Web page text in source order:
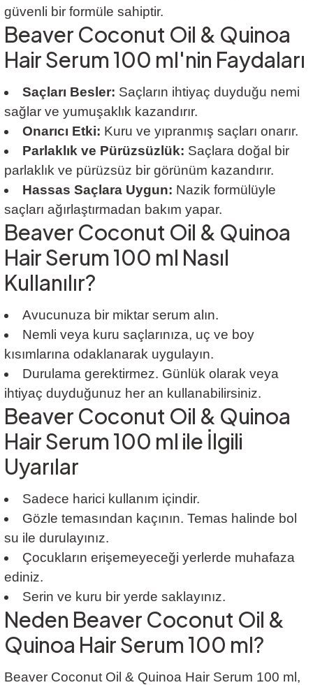
güvenli bir formüle sahiptir.
Beaver Coconut Oil & Quinoa
Hair Serum 100 ml'nin Faydaları
Saçları Besler: Saçların ihtiyaç duyduğu nemi
sağlar ve yumuşaklık kazandırır.
Onarıcı Etki: Kuru ve yıpranmış saçları onarır.
Parlaklık ve Pürüzsüzlük: Saçlara doğal bir
parlaklık ve pürüzsüz bir görünüm kazandırır.
Hassas Saçlara Uygun: Nazik formülüyle
saçları ağırlaştırmadan bakım yapar.
Beaver Coconut Oil & Quinoa
Hair Serum 100 ml Nasıl
Kullanılır?
Avucunuza bir miktar serum alın.
Nemli veya kuru saçlarınıza, uç ve boy
kısımlarına odaklanarak uygulayın.
Durulama gerektirmez. Günlük olarak veya
ihtiyaç duyduğunuz her an kullanabilirsiniz.
Beaver Coconut Oil & Quinoa
Hair Serum 100 ml ile İlgili
Uyarılar
Sadece harici kullanım içindir.
Gözle temasından kaçının. Temas halinde bol
su ile durulayınız.
Çocukların erişemeyeceği yerlerde muhafaza
ediniz.
Serin ve kuru bir yerde saklayınız.
Neden Beaver Coconut Oil &
Quinoa Hair Serum 100 ml?
Beaver Coconut Oil & Quinoa Hair Serum 100 ml,